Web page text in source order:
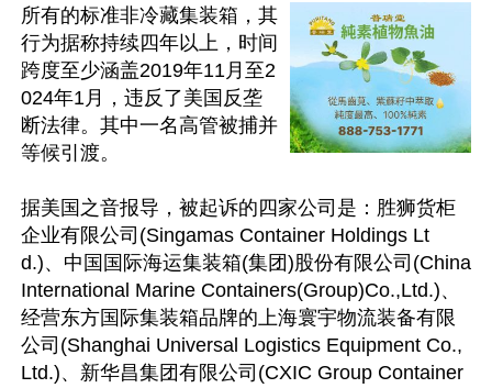
所有的标准非冷藏集装箱，其
行为据称持续四年以上，时间
跨度至少涵盖2019年11月至2
024年1月，违反了美国反垄
断法律。其中一名高管被捕并
等候引渡。
据美国之音报导，被起诉的四家公司是：胜狮货柜
企业有限公司(Singamas Container Holdings Lt
d.)、中国国际海运集装箱(集团)股份有限公司(China
International Marine Containers(Group)Co.,Ltd.)、
经营东方国际集装箱品牌的上海寰宇物流装备有限
公司(Shanghai Universal Logistics Equipment Co.,
Ltd.)、新华昌集团有限公司(CXIC Group Container